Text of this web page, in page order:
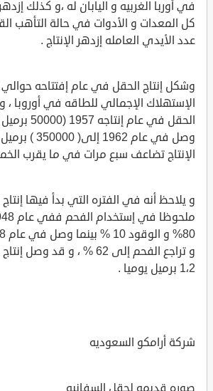
في أوربا الغربيه و اليابان له ،و كذلك
كل المعدات و الأدوات في حالة التأهب
عدد الأيدي العامله إزدهر الإنتاج .
الإستهلاك الإجمالي للطاقه في أوروبا ،
الإنتاج تضاعف سبع مرات في ما يقرب
و يلاحظ أنه في الفتره التي بدأ فيها
و تراجع الفحم إلى 62 % ، و قد
1،2 برميل يوميا .
شركة أرامكو السعوديه